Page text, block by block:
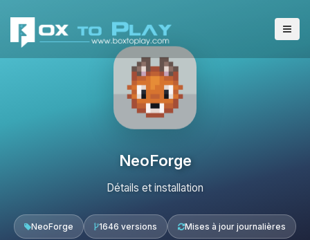
NeoForge
Détails et installation
NeoForge 1646 versions Mises à jour journalières